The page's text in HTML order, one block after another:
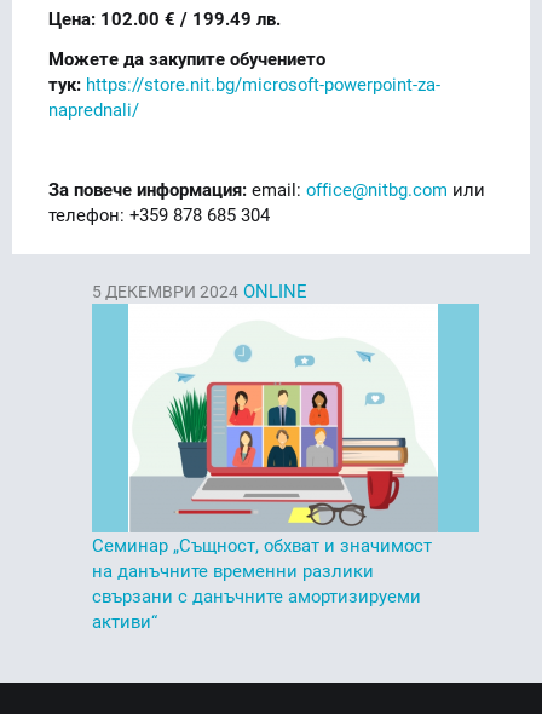
Цена: 102.00 € / 199.49 лв.
Можете да закупите обучението
тук: https://store.nit.bg/microsoft-powerpoint-za-
naprednali/
За повече информация: email: office@nitbg.com или
телефон: +359 878 685 304
5 ДЕКЕМВРИ 2024 ONLINE
Семинар „Същност, обхват и значимост
на данъчните временни разлики
свързани с данъчните амортизируеми
активи“